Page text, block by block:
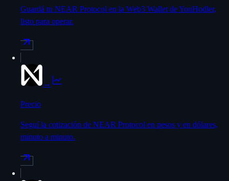
Guardá tu NEAR Protocol en la Web3 Wallet de YouHodler,
listo para operar.
→
Precio
Seguí la cotización de NEAR Protocol en pesos y en dólares,
minuto a minuto.